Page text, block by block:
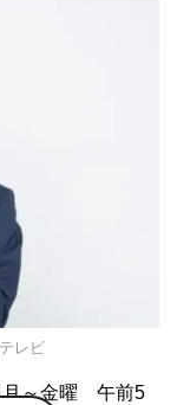
レビ
月～金曜 午前5